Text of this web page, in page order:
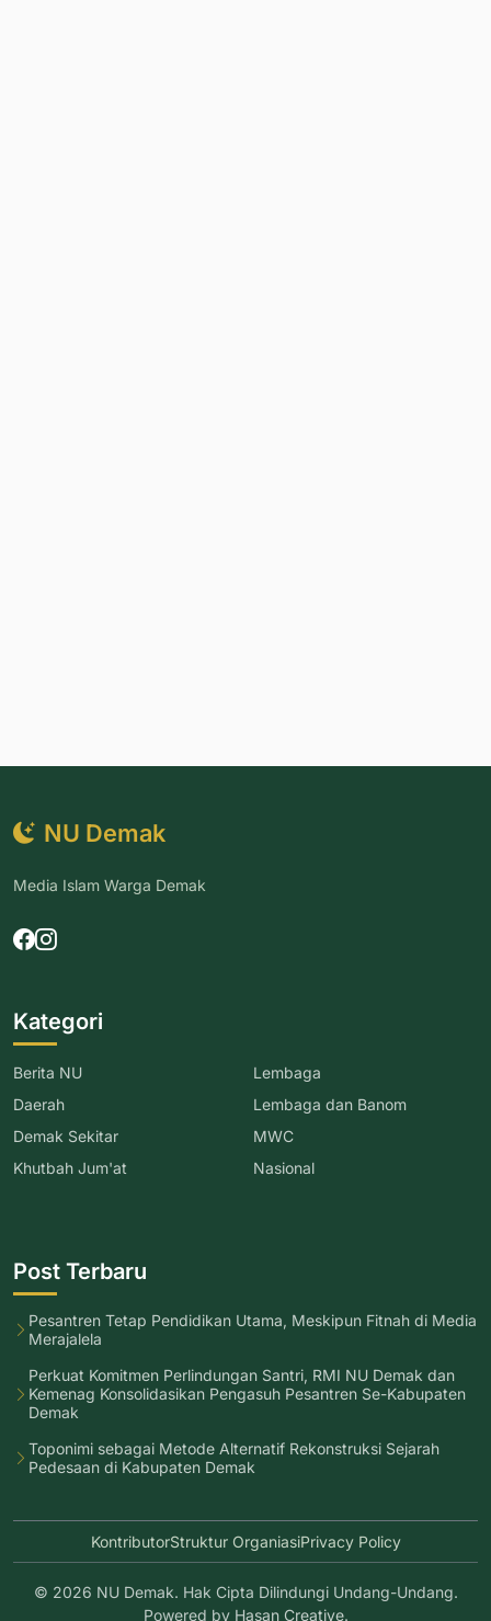
NU Demak
Media Islam Warga Demak
Kategori
Berita NU
Daerah
Demak Sekitar
Khutbah Jum'at
Lembaga
Lembaga dan Banom
MWC
Nasional
Post Terbaru
Pesantren Tetap Pendidikan Utama, Meskipun Fitnah di Media
Merajalela
Perkuat Komitmen Perlindungan Santri, RMI NU Demak dan
Kemenag Konsolidasikan Pengasuh Pesantren Se-Kabupaten
Demak
Toponimi sebagai Metode Alternatif Rekonstruksi Sejarah
Pedesaan di Kabupaten Demak
KontributorStruktur OrganiasiPrivacy Policy
© 2026 NU Demak. Hak Cipta Dilindungi Undang-Undang.
Powered by Hasan Creative.